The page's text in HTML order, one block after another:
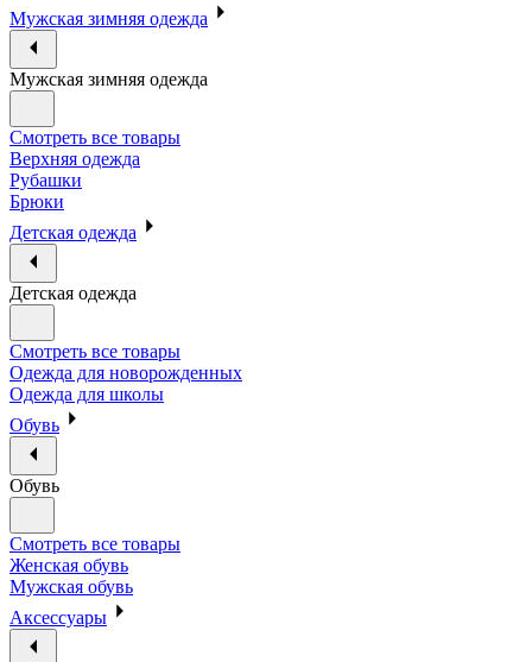
Мужская зимняя одежда
Мужская зимняя одежда
Смотреть все товары
Верхняя одежда
Рубашки
Брюки
Детская одежда
Детская одежда
Смотреть все товары
Одежда для новорожденных
Одежда для школы
Обувь
Обувь
Смотреть все товары
Женская обувь
Мужская обувь
Аксессуары